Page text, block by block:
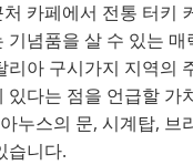
카페에서 전통 터키
기념품을 살 수 있는
리아 구시가지 지역의
있다는 점을 언급할 가
누스의 문, 시계탑, 브
습니다.